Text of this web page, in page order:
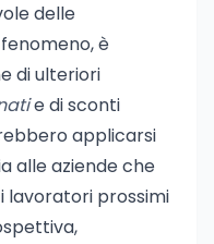
delle
è
di ulteriori
e di sconti
applicarsi
alle aziende che
lavoratori prossimi